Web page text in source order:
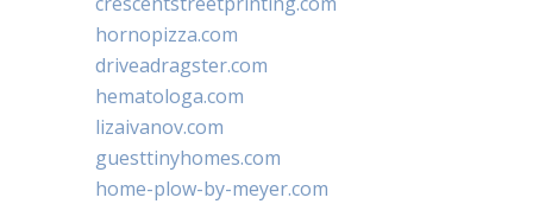
hornopizza.com
driveadragster.com
hematologa.com
lizaivanov.com
guesttinyhomes.com
home-plow-by-meyer.com